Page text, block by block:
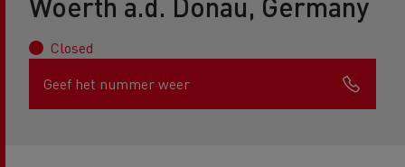
Closed
Geef het nummer weer